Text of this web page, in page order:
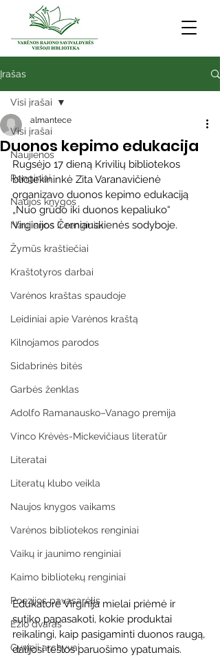
Įrašas
Visi įrašai
Naujienos
Renginiai
Naujos knygos
Naujienos ir renginiai
Žymūs kraštiečiai
Kraštotyros darbai
Varėnos kraštas spaudoje
Leidiniai apie Varėnos kraštą
Kilnojamos parodos
Sidabrinės bitės
Garbės ženklas
Adolfo Ramanausko–Vanago premija
Vinco Krėvės-Mickevičiaus literatūr
Literatai
Literatų klubo veikla
Naujos knygos vaikams
Varėnos bibliotekos renginiai
Vaikų ir jaunimo renginiai
Kaimo bibliotekų renginiai
Poezijos pavasarėlis
Ežio dvaras
Gyvieji archyvai
Visi įrašai
Duonos kepimo edukacija
almantece
Rugsėjo 17 dieną Krivilių bibliotekos
bliotekininkė Zita Varanavičienė
organizavo duonos kepimo edukaciją
„Nuo grūdo iki duonos kepaliuko“
Virginijos Černiauskienės sodyboje.
Edukatorė Virginija mielai priėmė ir
sutiko papasakoti, kokie produktai
reikalingi, kaip pasigaminti duonos raugą,
dalijosi tešlos paruošimo ypatumais.